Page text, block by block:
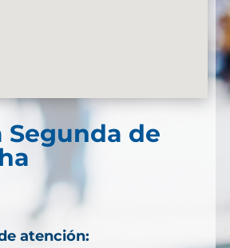
Segunda de
atención: